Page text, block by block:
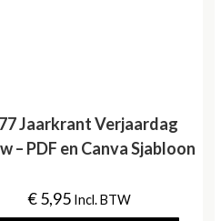
Jaarkrant Verjaardag
– PDF en Canva Sjabloon
€5,95 Incl. BTW